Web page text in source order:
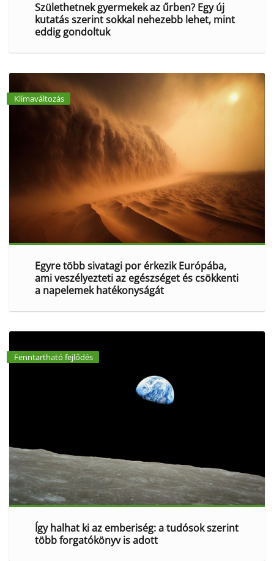
Születhetnek gyermekek az űrben? Egy új
kutatás szerint sokkal nehezebb lehet, mint
eddig gondoltuk
Klímaváltozás
Egyre több sivatagi por érkezik Európába,
ami veszélyezteti az egészséget és csökkenti
a napelemek hatékonyságát
Fenntartható fejlődés
Így halhat ki az emberiség: a tudósok szerint
több forgatókönyv is adott